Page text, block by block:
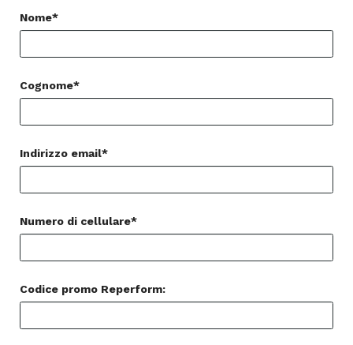
Nome*
Cognome*
Indirizzo email*
Numero di cellulare*
Codice promo Reperform: